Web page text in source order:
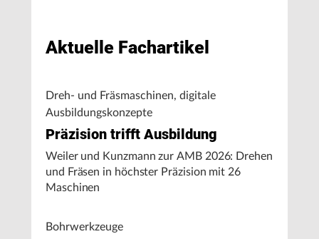
Aktuelle Fachartikel
Dreh- und Fräsmaschinen, digitale
Ausbildungskonzepte
Präzision trifft Ausbildung
Weiler und Kunzmann zur AMB 2026: Drehen
und Fräsen in höchster Präzision mit 26
Maschinen
Bohrwerkzeuge